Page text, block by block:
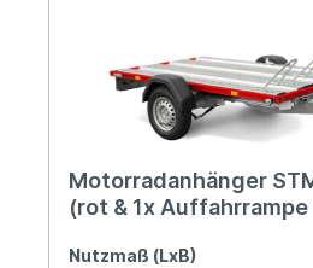
Motorradanhänger
(rot & 1x Auffahrrampe
Nutzmaß (LxB)